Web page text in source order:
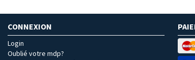
CONNEXION
Login
Oublié votre mdp?